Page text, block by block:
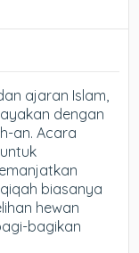
ajaran Islam,
dengan
an. Acara
biasanya
hewan
bagikan